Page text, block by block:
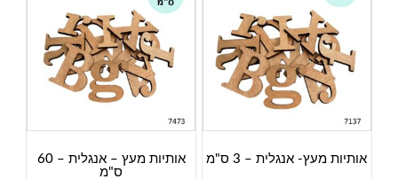
אותיות מעץ- אנגלית – 3 ס"מ
אותיות מעץ – אנגלית – 60
ס"מ